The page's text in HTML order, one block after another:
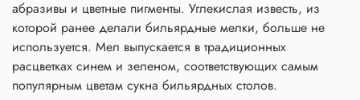
абразивы и цветные пигменты. Углекислая известь, из
которой ранее делали бильярдные мелки, больше не
используется. Мел выпускается в традиционных
расцветках синем и зеленом, соответствующих самым
популярным цветам сукна бильярдных столов.